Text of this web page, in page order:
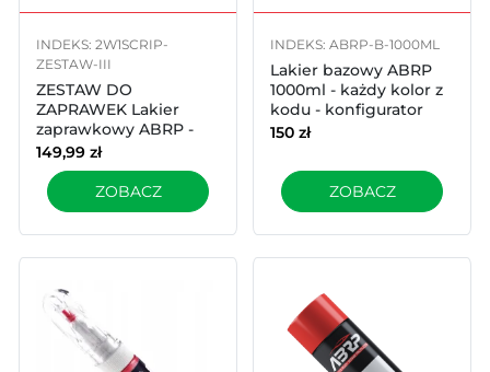
INDEKS: 2W1SCRIP-
ZESTAW-III
ZESTAW DO
ZAPRAWEK Lakier
zaprawkowy ABRP -
konfigurator
149,99 zł
ZOBACZ
INDEKS: ABRP-B-1000ML
Lakier bazowy ABRP
1000ml - każdy kolor z
kodu - konfigurator
150 zł
ZOBACZ